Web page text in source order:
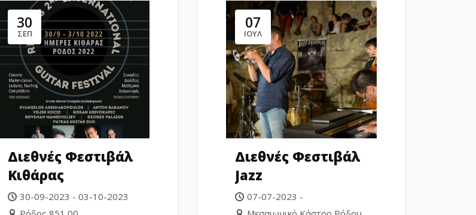
30
ΣΕΠ
Διεθνές Φεστιβάλ
Κιθάρας
30-09-2023 - 03-10-2023
07
ΙΟΎΛ
Διεθνές Φεστιβάλ
Jazz
07-07-2023 -